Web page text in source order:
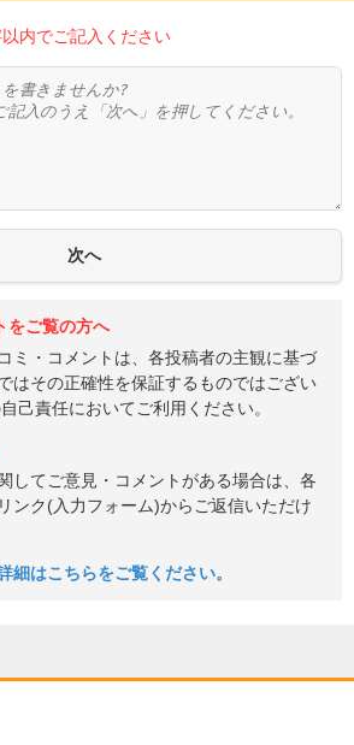
内でご記入ください
をご覧の方へ
ミ・コメントは、各投稿者の主観に基づ
はその正確性を保証するものではござい
己責任においてご利用ください。
してご意見・コメントがある場合は、各
ンク(入力フォーム)からご返信いただけ
はこちらをご覧ください。